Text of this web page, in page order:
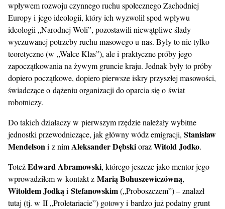
wpływem rozwoju czynnego ruchu społecznego Zachodniej
Europy i jego ideologii, który ich wyzwolił spod wpływu
ideologii „Narodnej Woli”, pozostawili niewątpliwe ślady
wyczuwanej potrzeby ruchu masowego u nas. Były to nie tylko
teoretyczne (w „Walce Klas”), ale i praktyczne próby jego
zapoczątkowania na żywym gruncie kraju. Jednak były to próby
dopiero początkowe, dopiero pierwsze iskry przyszłej masowości,
świadczące o dążeniu organizacji do oparcia się o świat
robotniczy.
Do takich działaczy w pierwszym rzędzie należały wybitne
jednostki przewodniczące, jak główny wódz emigracji, Stanisław
Mendelsoni z nimAleksander DębskiorazWitold Jodko.
ToteżEdward Abramowski, którego jeszcze jako mentor jego
wprowadziłem w kontakt z Marią Bohuszewiczówną,
Witoldem Jodkąi Stefanowskim(„Proboszczem”) – znalazł
tutaj (tj. w II „Proletariacie”) gotowy i bardzo już podatny grunt